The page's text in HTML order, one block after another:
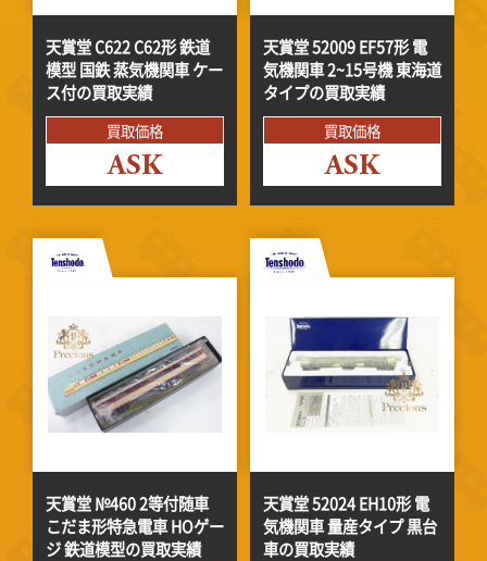
天賞堂 C622 C62形 鉄道
模型 国鉄 蒸気機関車 ケー
ス付の買取実績
買取価格
ASK
天賞堂 52009 EF57形 電
気機関車 2~15号機 東海道
タイプの買取実績
買取価格
ASK
天賞堂 №460 2等付随車
こだま形特急電車 HOゲー
ジ 鉄道模型の買取実績
天賞堂 52024 EH10形 電
気機関車 量産タイプ 黒台
車の買取実績